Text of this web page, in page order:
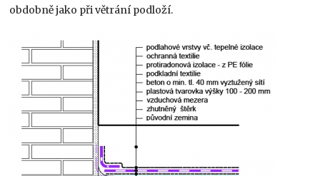
obdobně jako při větrání podloží.